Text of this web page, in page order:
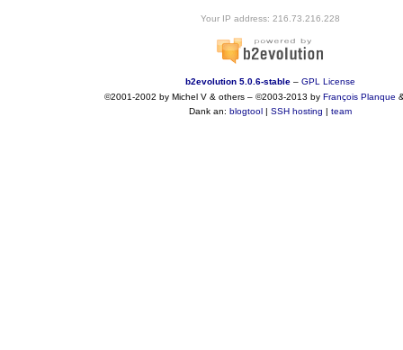
Your IP address: 216.73.216.228
b2evolution 5.0.6-stable– GPL License
©2001-2002 by Michel V & others– ©2003-2013 by François Planque
Dank an: blogtool| SSH hosting | team